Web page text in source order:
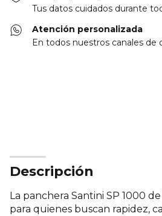
Tus datos cuidados durante
Atención personalizada
En todos nuestros canales de
Descripción
La panchera Santini SP 1000
para quienes buscan rapidez,